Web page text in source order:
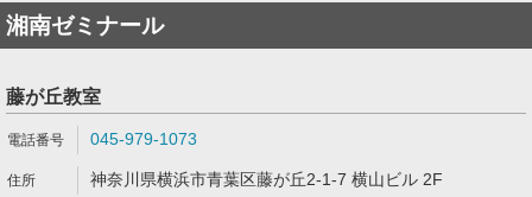
湘南ゼミナール
藤が丘教室
045-979-1073
神奈川県横浜市青葉区藤が丘2-1-7 横山ビル 2F